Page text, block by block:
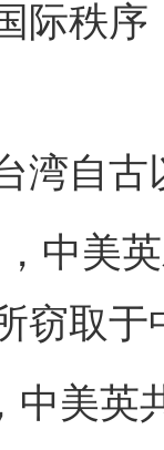
际秩
自古
美英
窃取
美英